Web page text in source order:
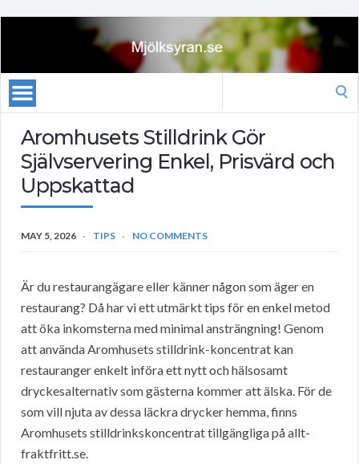
Aromhusets Stilldrink Gör
Självservering Enkel, Prisvärd och
Uppskattad
MAY 5, 2026 TIPS NO COMMENTS
Är du restaurangägare eller känner någon som äger en
restaurang? Då har vi ett utmärkt tips för en enkel metod
att öka inkomsterna med minimal ansträngning! Genom
att använda Aromhusets stilldrink-koncentrat kan
restauranger enkelt införa ett nytt och hälsosamt
dryckesalternativ som gästerna kommer att älska. För de
som vill njuta av dessa läckra drycker hemma, finns
Aromhusets stilldrinkskoncentrat tillgängliga på allt-
fraktfritt.se.